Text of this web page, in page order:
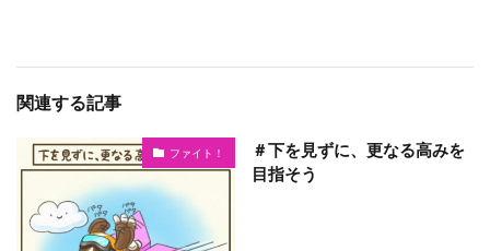
関連する記事
ファイト！
＃下を見ずに、更なる高みを
目指そう